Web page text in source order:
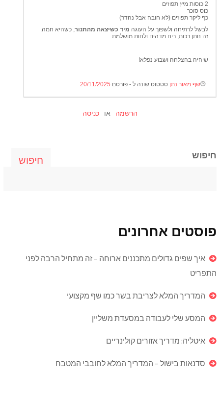
2 כוסות מיץ תפוזים
כוס סוכר
כף ליקר תפוזים (לא חובה אבל נהדר)
לבשל לרתיחה ולשפוך על העוגה מיד כשיצאה מהתנור, כשהיא חמה.
זה נותן רכות, ריח מדהים ולחות מושלמת.
שיהיה בהצלחה ושבוע נפלא!
שף מאור נתן סטטוס שונה ל - פורסם 20/11/2025
הרשמה או כניסה
חיפוש חיפוש
פוסטים אחרונים
איך שפים גדולים מתכננים ארוחה – זה מתחיל הרבה לפני
התפריט
המדריך המלא לצריבת בשר כמו שף מקצועי
המסע שלי לעבודה במסעדת משליין
איטליה: מדריך אזורים קולינריים
סדנאות בישול – המדריך המלא לחובבי המטבח